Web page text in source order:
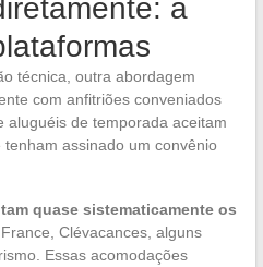
a
técnica, outra abordagem
com anfitriões conveniados
aluguéis de temporada aceitam
assinado um convênio
quase sistematicamente os
Clévacances, alguns
Essas acomodações